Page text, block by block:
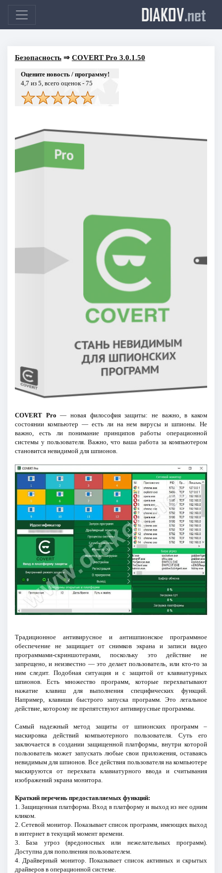
DIAKOV.net
Безопасность⇒ COVERT Pro 3.0.1.50
Оцените новость / программу!
4,7 из 5, всего оценок - 75
COVERT Pro — новая философия защиты: не важно, в каком
состоянии компьютер — есть ли на нем вирусы и шпионы. Не
важно, есть ли понимание принципов работы операционной
системы у пользователя. Важно, что ваша работа за компьютером
становится невидимой для шпионов.
Традиционное антивирусное и антишпионское программное
обеспечение не защищает от снимков экрана и записи видео
программами-скриншотерами, поскольку это действие не
запрещено, и неизвестно — это делает пользователь, или кто-то за
ним следит. Подобная ситуация и с защитой от клавиатурных
шпионов. Есть множество программ, которые перехватывают
нажатие клавиш для выполнения специфических функций.
Например, клавиши быстрого запуска программ. Это легальное
действие, которому не препятствуют антивирусные программы.
Самый надежный метод защиты от шпионских программ –
маскировка действий компьютерного пользователя. Суть его
заключается в создании защищенной платформы, внутри которой
пользователь может запускать любые свои приложения, оставаясь
невидимым для шпионов. Все действия пользователя на компьютере
маскируются от перехвата клавиатурного ввода и считывания
изображений экрана монитора.
Краткий перечень предоставляемых функций:
1. Защищенная платформа. Вход в платформу и выход из нее одним
кликом.
2. Сетевой монитор. Показывает список программ, имеющих выход
в интернет в текущий момент времени.
3. База угроз (вредоносных или нежелательных программ).
Доступна для пополнения пользователем.
4. Драйверный монитор. Показывает список активных и скрытых
драйверов в операционной системе.